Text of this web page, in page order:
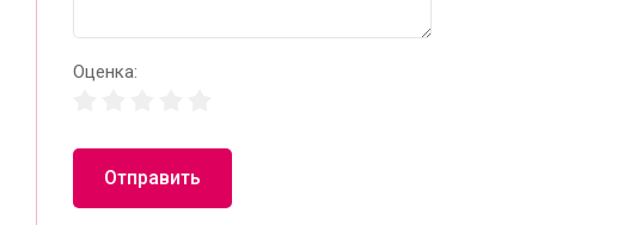
Оценка:
Отправить